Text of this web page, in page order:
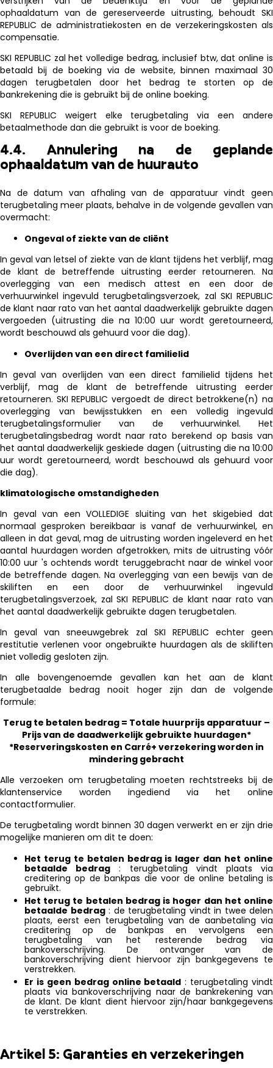
ophaaldatum van de gereserveerde uitrusting, behoudt SKI
REPUBLIC de administratiekosten en de verzekeringskosten als
compensatie.
SKI REPUBLIC zal het volledige bedrag, inclusief btw, dat online is
betaald bij de boeking via de website, binnen maximaal 30
dagen terugbetalen door het bedrag te storten op de
bankrekening die is gebruikt bij de online boeking.
SKI REPUBLIC weigert elke terugbetaling via een andere
betaalmethode dan die gebruikt is voor de boeking.
4.4. Annulering na de geplande
ophaaldatum van de huurauto
Na de datum van afhaling van de apparatuur vindt geen
terugbetaling meer plaats, behalve in de volgende gevallen van
overmacht:
Ongeval of ziekte van de cliënt
In geval van letsel of ziekte van de klant tijdens het verblijf, mag
de klant de betreffende uitrusting eerder retourneren. Na
overlegging van een medisch attest en een door de
verhuurwinkel ingevuld terugbetalingsverzoek, zal SKI REPUBLIC
de klant naar rato van het aantal daadwerkelijk gebruikte dagen
vergoeden (uitrusting die na 10:00 uur wordt geretourneerd,
wordt beschouwd als gehuurd voor die dag).
Overlijden van een direct familielid
In geval van overlijden van een direct familielid tijdens het
verblijf, mag de klant de betreffende uitrusting eerder
retourneren. SKI REPUBLIC vergoedt de direct betrokkene(n) na
overlegging van bewijsstukken en een volledig ingevuld
terugbetalingsformulier van de verhuurwinkel. Het
terugbetalingsbedrag wordt naar rato berekend op basis van
het aantal daadwerkelijk geskiede dagen (uitrusting die na 10:00
uur wordt geretourneerd, wordt beschouwd als gehuurd voor
die dag).
klimatologische omstandigheden
In geval van een VOLLEDIGE sluiting van het skigebied dat
normaal gesproken bereikbaar is vanaf de verhuurwinkel, en
alleen in dat geval, mag de uitrusting worden ingeleverd en het
aantal huurdagen worden afgetrokken, mits de uitrusting vóór
10:00 uur 's ochtends wordt teruggebracht naar de winkel voor
de betreffende dagen. Na overlegging van een bewijs van de
skiliften en een door de verhuurwinkel ingevuld
terugbetalingsverzoek, zal SKI REPUBLIC de klant naar rato van
het aantal daadwerkelijk gebruikte dagen terugbetalen.
In geval van sneeuwgebrek zal SKI REPUBLIC echter geen
restitutie verlenen voor ongebruikte huurdagen als de skiliften
niet volledig gesloten zijn.
In alle bovengenoemde gevallen kan het aan de klant
terugbetaalde bedrag nooit hoger zijn dan de volgende
formule:
Terug te betalen bedrag = Totale huurprijs apparatuur –
Prijs van de daadwerkelijk gebruikte huurdagen*
*Reserveringskosten en Carré+ verzekering worden in
mindering gebracht
Alle verzoeken om terugbetaling moeten rechtstreeks bij de
klantenservice worden ingediend via het online
contactformulier.
De terugbetaling wordt binnen 30 dagen verwerkt en er zijn drie
mogelijke manieren om dit te doen:
Het terug te betalen bedrag is lager dan het online
betaalde bedrag : terugbetaling vindt plaats via
creditering op de bankpas die voor de online betaling is
gebruikt.
Het terug te betalen bedrag is hoger dan het online
betaalde bedrag: de terugbetaling vindt in twee delen
plaats, eerst een terugbetaling van de aanbetaling via
creditering op de bankpas en vervolgens een
terugbetaling van het resterende bedrag via
bankoverschrijving. De ontvanger van de
bankoverschrijving dient hiervoor zijn bankgegevens te
verstrekken.
Er is geen bedrag online betaald : terugbetaling vindt
plaats via bankoverschrijving naar de bankrekening van
de klant. De klant dient hiervoor zijn/haar bankgegevens
te verstrekken.
Artikel 5: Garanties en verzekeringen